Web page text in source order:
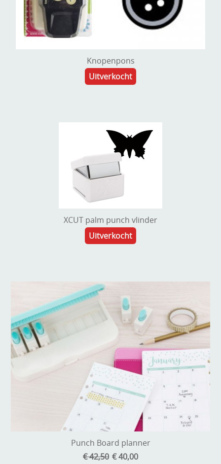
Knopenpons
Uitverkocht
XCUT palm punch vlinder
Uitverkocht
Punch Board planner
€ 42,50 € 40,00